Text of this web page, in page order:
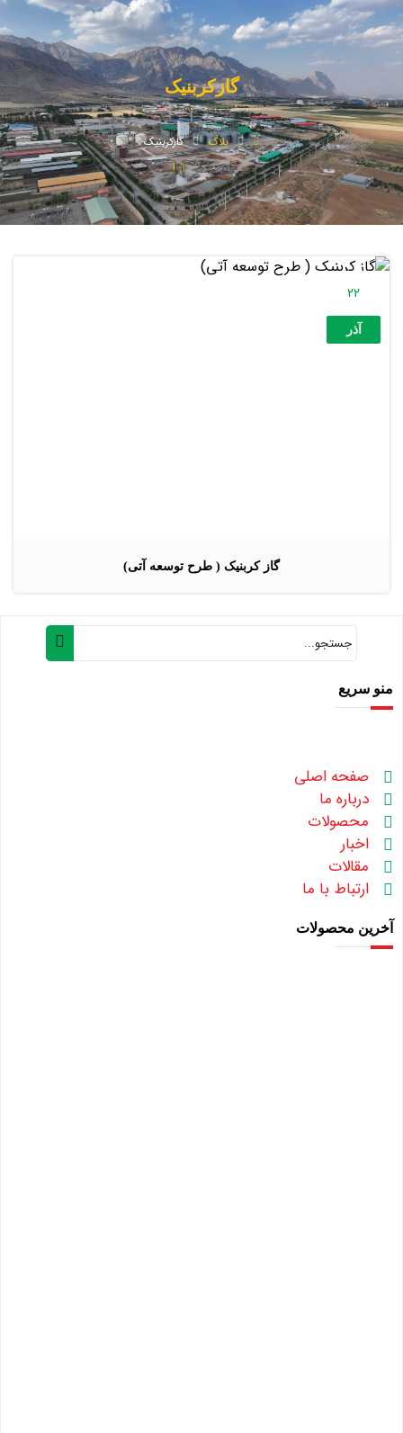
گازکربنیک
بلاگ گازکربنیک
گاز کربنیک ( طرح توسعه آتی)
22
آذر
منو سریع
صفحه اصلی
درباره ما
محصولات
اخبار
مقالات
ارتباط با ما
آخرین محصولات